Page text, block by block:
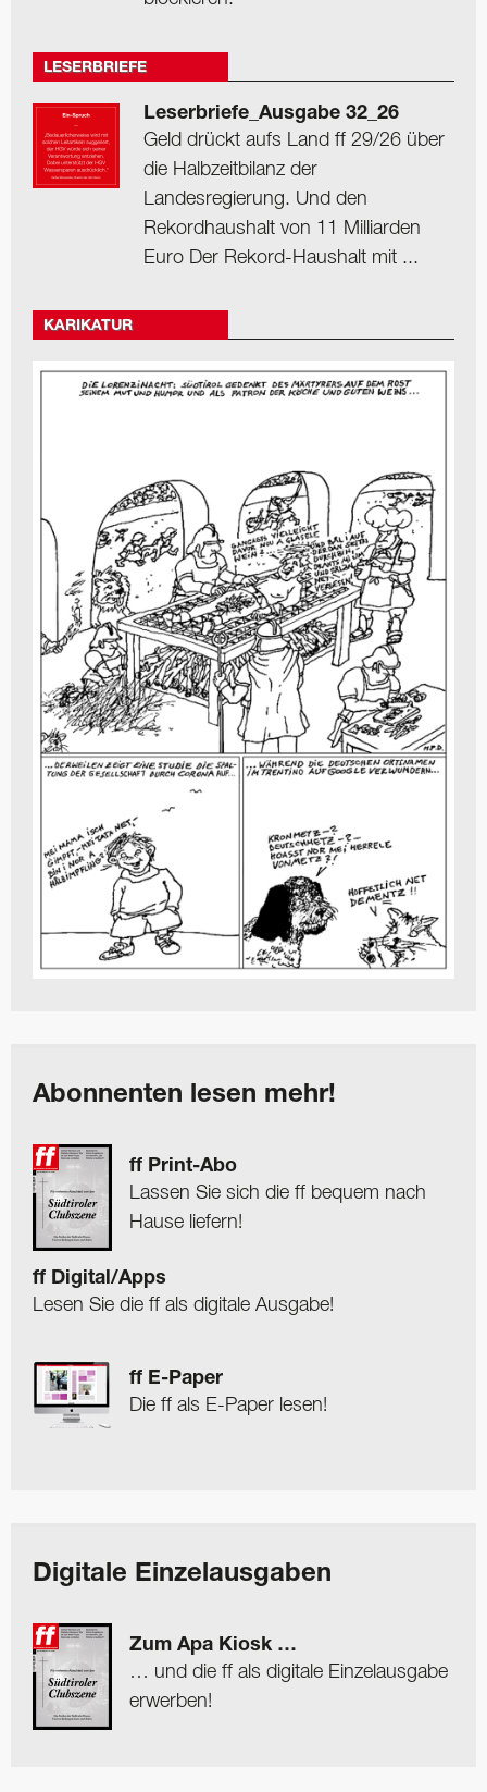
LESERBRIEFE
Leserbriefe_Ausgabe 32_26
Geld drückt aufs Land ff 29/26 über
die Halbzeitbilanz der
Landesregierung. Und den
Rekordhaushalt von 11 Milliarden
Euro Der Rekord-Haushalt mit ...
KARIKATUR
Abonnenten lesen mehr!
ff Print-Abo
Lassen Sie sich die ff bequem nach
Hause liefern!
ff Digital/Apps
Lesen Sie die ff als digitale Ausgabe!
ff E-Paper
Die ff als E-Paper lesen!
Digitale Einzelausgaben
Zum Apa Kiosk …
… und die ff als digitale Einzelausgabe
erwerben!